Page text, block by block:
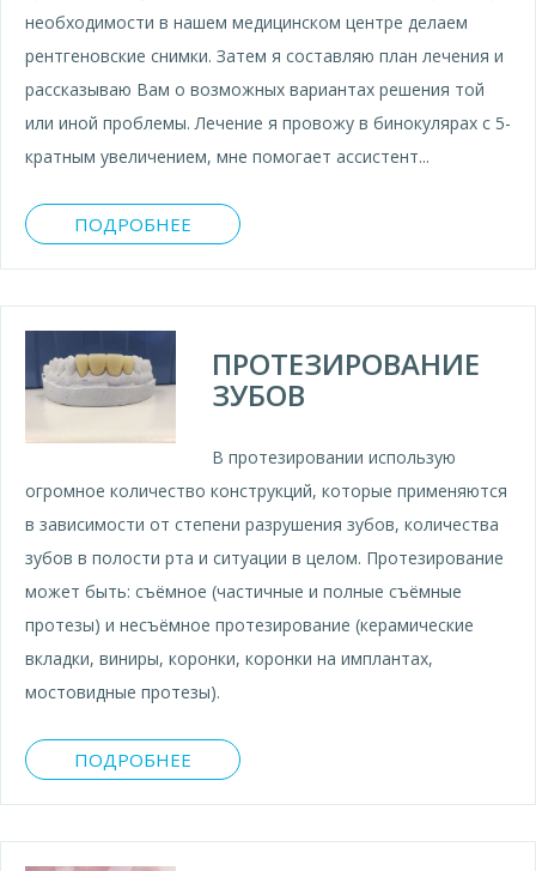
необходимости в нашем медицинском центре делаем
рентгеновские снимки. Затем я составляю план лечения и
рассказываю Вам о возможных вариантах решения той
или иной проблемы. Лечение я провожу в бинокулярах с 5-
кратным увеличением, мне помогает ассистент...
ПОДРОБНЕЕ
ПРОТЕЗИРОВАНИЕ
ЗУБОВ
В протезировании использую
огромное количество конструкций, которые применяются
в зависимости от степени разрушения зубов, количества
зубов в полости рта и ситуации в целом. Протезирование
может быть: съёмное (частичные и полные съёмные
протезы) и несъёмное протезирование (керамические
вкладки, виниры, коронки, коронки на имплантах,
мостовидные протезы).
ПОДРОБНЕЕ